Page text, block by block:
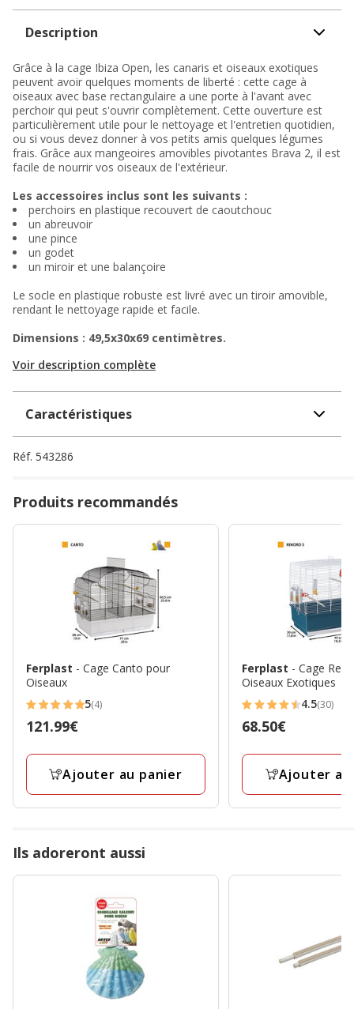
Description
Grâce à la cage Ibiza Open, les canaris et oiseaux exotiques
peuvent avoir quelques moments de liberté : cette cage à
oiseaux avec base rectangulaire a une porte à l'avant avec
perchoir qui peut s'ouvrir complètement. Cette ouverture est
particulièrement utile pour le nettoyage et l'entretien quotidien,
ou si vous devez donner à vos petits amis quelques légumes
frais. Grâce aux mangeoires amovibles pivotantes Brava 2, il est
facile de nourrir vos oiseaux de l'extérieur.
Les accessoires inclus sont les suivants :
perchoirs en plastique recouvert de caoutchouc
un abreuvoir
une pince
un godet
un miroir et une balançoire
Le socle en plastique robuste est livré avec un tiroir amovible,
rendant le nettoyage rapide et facile.
Dimensions : 49,5x30x69 centimètres.
Voir description complète
Caractéristiques
Réf. 543286
Produits recommandés
Ferplast - Cage Canto pour
Oiseaux
5
étoiles
avec
avis
5(4)
Prix
121.99€
Ajouter au panier
Ferplast - Cage
Oiseaux Exotiques
4.5
étoiles
avec
avis
4.5(30)
Prix
68.50€
Ajouter
Ils adoreront aussi